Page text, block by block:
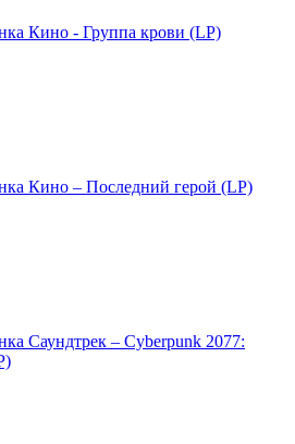
Кино - Группа крови (LP)
Кино – Последний герой (LP)
Саундтрек – Cyberpunk 2077: